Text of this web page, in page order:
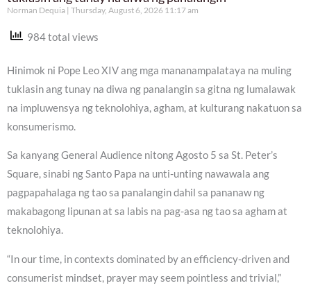
Norman Dequia Thursday, August 6, 2026 11:17 am
984 total views
Hinimok ni Pope Leo XIV ang mga mananampalataya na muling
tuklasin ang tunay na diwa ng panalangin sa gitna ng lumalawak
na impluwensya ng teknolohiya, agham, at kulturang nakatuon sa
konsumerismo.
Sa kanyang General Audience nitong Agosto 5 sa St. Peter’s
Square, sinabi ng Santo Papa na unti-unting nawawala ang
pagpapahalaga ng tao sa panalangin dahil sa pananaw ng
makabagong lipunan at sa labis na pag-asa ng tao sa agham at
teknolohiya.
“In our time, in contexts dominated by an efficiency-driven and
consumerist mindset, prayer may seem pointless and trivial,”